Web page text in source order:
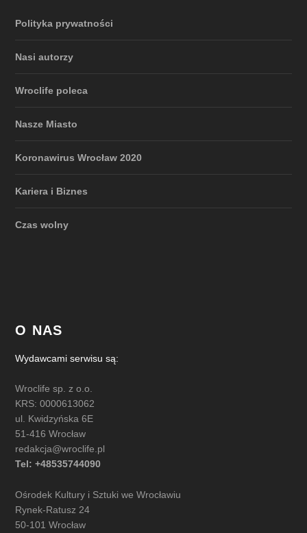
Polityka prywatności
Nasi autorzy
Wroclife poleca
Nasze Miasto
Koronawirus Wrocław 2020
Kariera i Biznes
Czas wolny
O NAS
Wydawcami serwisu są:
Wroclife sp. z o.o.
KRS: 0000613062
ul. Kwidzyńska 6E
51-416 Wrocław
redakcja@wroclife.pl
Tel: +48535744090
Ośrodek Kultury i Sztuki we Wrocławiu
Rynek-Ratusz 24
50-101 Wrocław